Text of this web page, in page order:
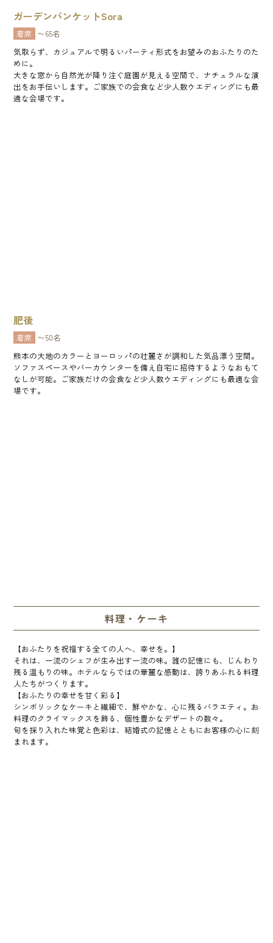
ガーデンバンケットSora
着席 〜65名
気取らず、カジュアルで明るいパーティ形式をお望みのおふたりのた
めに。
大きな窓から自然光が降り注ぐ庭園が見える空間で、ナチュラルな演
出をお手伝いします。ご家族での会食など少人数ウエディングにも最
適な会場です。
肥後
着席 〜50名
熊本の大地のカラーとヨーロッパの壮麗さが調和した気品漂う空間。
ソファスペースやバーカウンターを備え自宅に招待するようなおもて
なしが可能。ご家族だけの会食など少人数ウエディングにも最適な会
場です。
料理・ケーキ
【おふたりを祝福する全ての人へ、幸せを。】
それは、一流のシェフが生み出す一流の味。誰の記憶にも、じんわり
残る温もりの味。ホテルならではの華麗な感動は、誇りあふれる料理
人たちがつくります。
【おふたりの幸せを甘く彩る】
シンボリックなケーキと繊細で、鮮やかな、心に残るバラエティ。お
料理のクライマックスを飾る、個性豊かなデザートの数々。
旬を採り入れた味覚と色彩は、結婚式の記憶とともにお客様の心に刻
まれます。